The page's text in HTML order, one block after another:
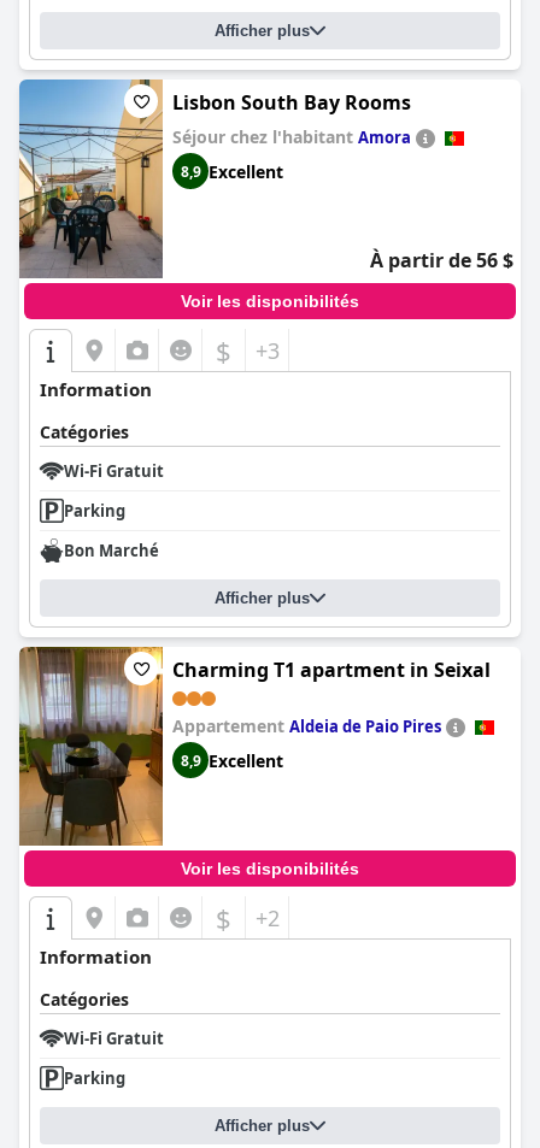
Afficher plus
Lisbon South Bay Rooms
Séjour chez l'habitant Amora
8,9 Excellent
À partir de 56 $
Voir les disponibilités
$ +3
Information
Catégories
Wi-Fi Gratuit
Parking
Bon Marché
Afficher plus
Charming T1 apartment in Seixal
Appartement Aldeia de Paio Pires
8,9 Excellent
Voir les disponibilités
$ +2
Information
Catégories
Wi-Fi Gratuit
Parking
Afficher plus